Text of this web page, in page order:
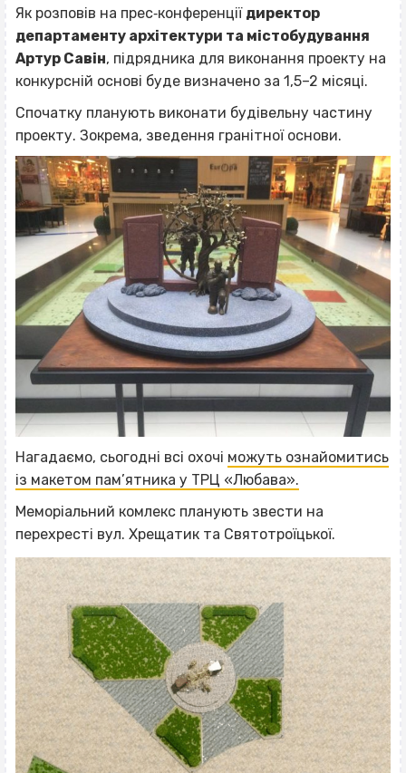
Як розповів на прес‐конференції директор
департаменту архітектури та містобудування
Артур Савін, підрядника для виконання проекту на
конкурсній основі буде визначено за 1,5–2 місяці.
Спочатку планують виконати будівельну частину
проекту. Зокрема, зведення гранітної основи.
Нагадаємо, сьогодні всі охочі можуть ознайомитись
із макетом пам’ятника у ТРЦ «Любава».
Меморіальний комлекс планують звести на
перехресті вул. Хрещатик та Святотроїцької.